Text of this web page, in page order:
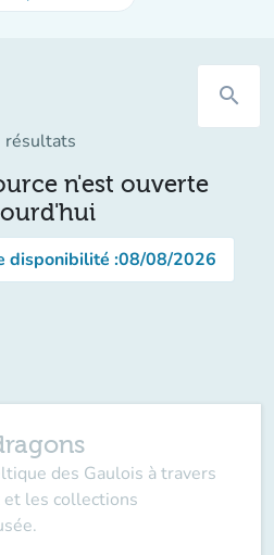
search
résultats
n'est ouverte
disponibilité :08/08/2026
des Gaulois à travers
les collections